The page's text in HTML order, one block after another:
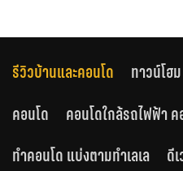
รีวิวบ้านและคอนโด ทาวน์โฮม
คอนโด
คอนโดใกล้รถไฟฟ้า
ทำคอนโด แบ่งตามทำเลเล
ดี